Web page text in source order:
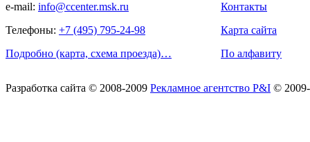
e-mail: info@ccenter.msk.ru
Телефоны: +7 (495) 795-24-98
Подробно (карта, схема проезда)…
Контакты
Карта сайта
По алфавиту
Разработка сайта © 2008-2009 Рекламное агентство P&I ©